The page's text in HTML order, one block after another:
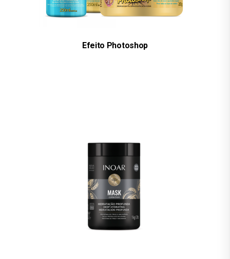
Efeito Photoshop